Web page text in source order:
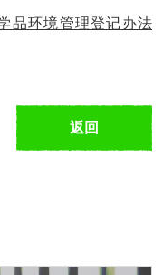
品环境管理登记办法
返回